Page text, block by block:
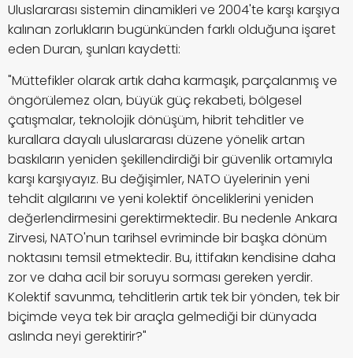
Uluslararası sistemin dinamikleri ve 2004'te karşı karşıya
kalınan zorlukların bugünkünden farklı olduğuna işaret
eden Duran, şunları kaydetti:
"Müttefikler olarak artık daha karmaşık, parçalanmış ve
öngörülemez olan, büyük güç rekabeti, bölgesel
çatışmalar, teknolojik dönüşüm, hibrit tehditler ve
kurallara dayalı uluslararası düzene yönelik artan
baskıların yeniden şekillendirdiği bir güvenlik ortamıyla
karşı karşıyayız. Bu değişimler, NATO üyelerinin yeni
tehdit algılarını ve yeni kolektif önceliklerini yeniden
değerlendirmesini gerektirmektedir. Bu nedenle Ankara
Zirvesi, NATO'nun tarihsel evriminde bir başka dönüm
noktasını temsil etmektedir. Bu, ittifakın kendisine daha
zor ve daha acil bir soruyu sorması gereken yerdir.
Kolektif savunma, tehditlerin artık tek bir yönden, tek bir
biçimde veya tek bir araçla gelmediği bir dünyada
aslında neyi gerektirir?"